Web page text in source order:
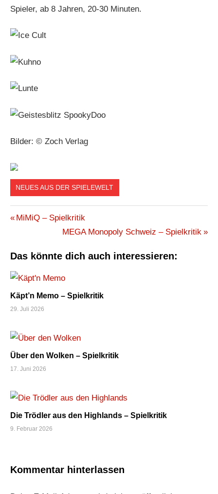
Spieler, ab 8 Jahren, 20-30 Minuten.
Bilder: © Zoch Verlag
NEUES AUS DER SPIELEWELT
2016
SPIELE
SPIELE
Beitragsnavigation
Vorheriger
MiMiQ – Spielkritik
Nächster
MEGA Monopoly Schweiz – Spielkritik
Das könnte dich auch interessieren:
Käpt’n Memo – Spielkritik
29. Juli 2026
Über den Wolken – Spielkritik
17. Juni 2026
Die Trödler aus den Highlands – Spielkritik
9. Februar 2026
Kommentar hinterlassen